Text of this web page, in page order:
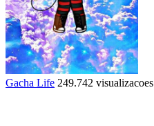
Gacha Life 249.742 visualizacoes